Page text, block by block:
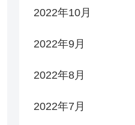
2022年10月
2022年9月
2022年8月
2022年7月